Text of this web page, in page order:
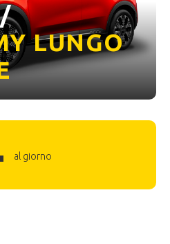
LUNGO
al giorno